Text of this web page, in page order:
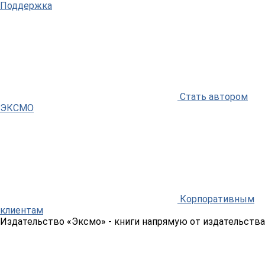
Поддержка
Стать автором
ЭКСМО
Корпоративным
клиентам
Издательство «Эксмо» - книги напрямую от издательства